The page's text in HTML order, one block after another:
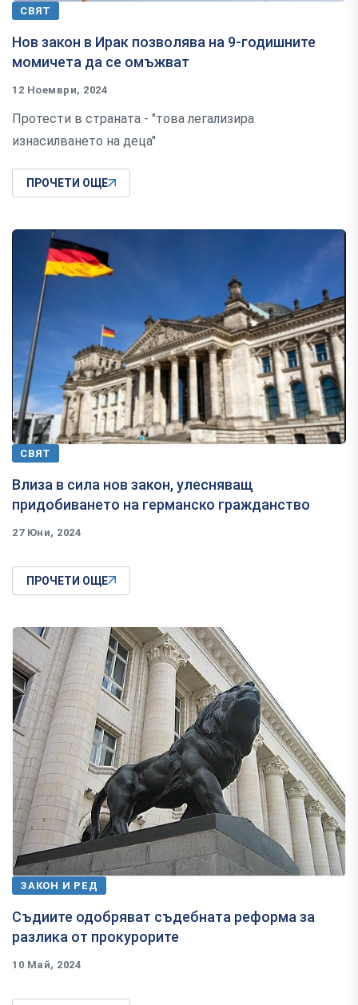
СВЯТ
Нов закон в Ирак позволява на 9-годишните
момичета да се омъжват
12 Ноември, 2024
Протести в страната - "това легализира
изнасилването на деца"
ПРОЧЕТИ ОЩЕ
СВЯТ
Влиза в сила нов закон, улесняващ
придобиването на германско гражданство
27 Юни, 2024
ПРОЧЕТИ ОЩЕ
ЗАКОН И РЕД
Съдиите одобряват съдебната реформа за
разлика от прокурорите
10 Май, 2024